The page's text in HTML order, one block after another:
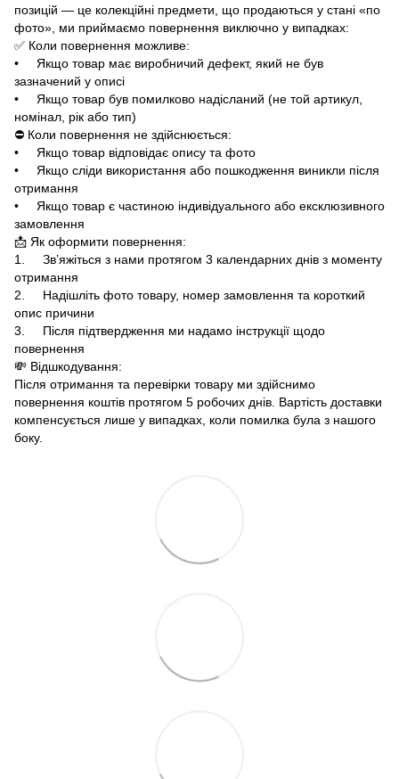
позицій — це колекційні предмети, що продаються у стані «по
фото», ми приймаємо повернення виключно у випадках:
✅ Коли повернення можливе:
• Якщо товар має виробничий дефект, який не був
зазначений у описі
• Якщо товар був помилково надісланий (не той артикул,
номінал, рік або тип)
⛔ Коли повернення не здійснюється:
• Якщо товар відповідає опису та фото
• Якщо сліди використання або пошкодження виникли після
отримання
• Якщо товар є частиною індивідуального або ексклюзивного
замовлення
📩 Як оформити повернення:
1. Зв’яжіться з нами протягом 3 календарних днів з моменту
отримання
2. Надішліть фото товару, номер замовлення та короткий
опис причини
3. Після підтвердження ми надамо інструкції щодо
повернення
💸 Відшкодування:
Після отримання та перевірки товару ми здійснимо
повернення коштів протягом 5 робочих днів. Вартість доставки
компенсується лише у випадках, коли помилка була з нашого
боку.